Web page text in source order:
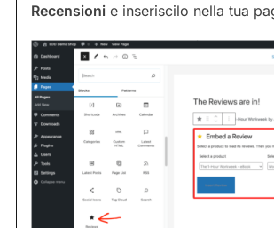
Recensioni e inseriscilo nella tua